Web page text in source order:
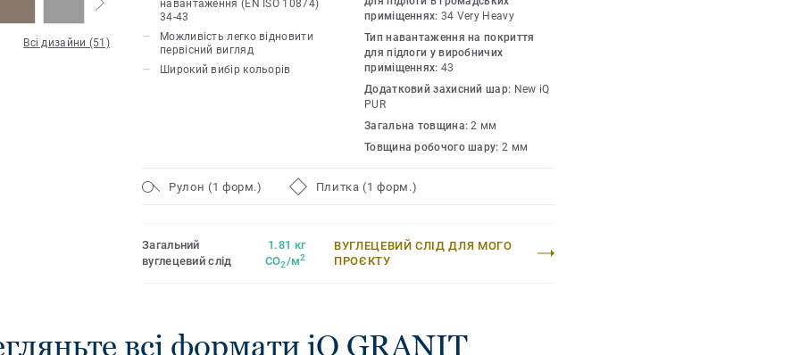
Всі дизайни (51)
початковий вигляд цї підлоги. Завдяки різноманітності
форматів і узгоджених аксесуарів, включно з варіантами
акустичних, антистатичних і стійких до ковзання покриттів
для підлог, iQ Granit є справжньою пропозицією багатьох
навантаження (EN ISO 10874)
34-43
Можливість легко відновити
первісний вигляд
Широкий вибір кольорів
приміщеннях: 34 Very Heavy
Тип навантаження на покриття
для підлоги у виробничих
приміщеннях: 43
Додатковий захисний шар: New iQ
PUR
Загальна товщина:2 мм
Товщина робочого шару: 2 мм
Рулон (1 форм.) Плитка (1 форм.)
Загальний
вуглецевий слід
1.81 кг
CO2/м2
ВУГЛЕЦЕВИЙ СЛІД ДЛЯ МОГО
ПРОЄКТУ
всі формати iQ GRANIT